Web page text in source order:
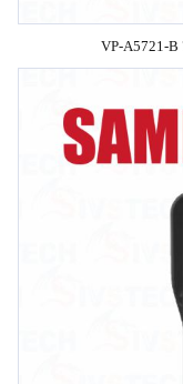
VP-A5721-